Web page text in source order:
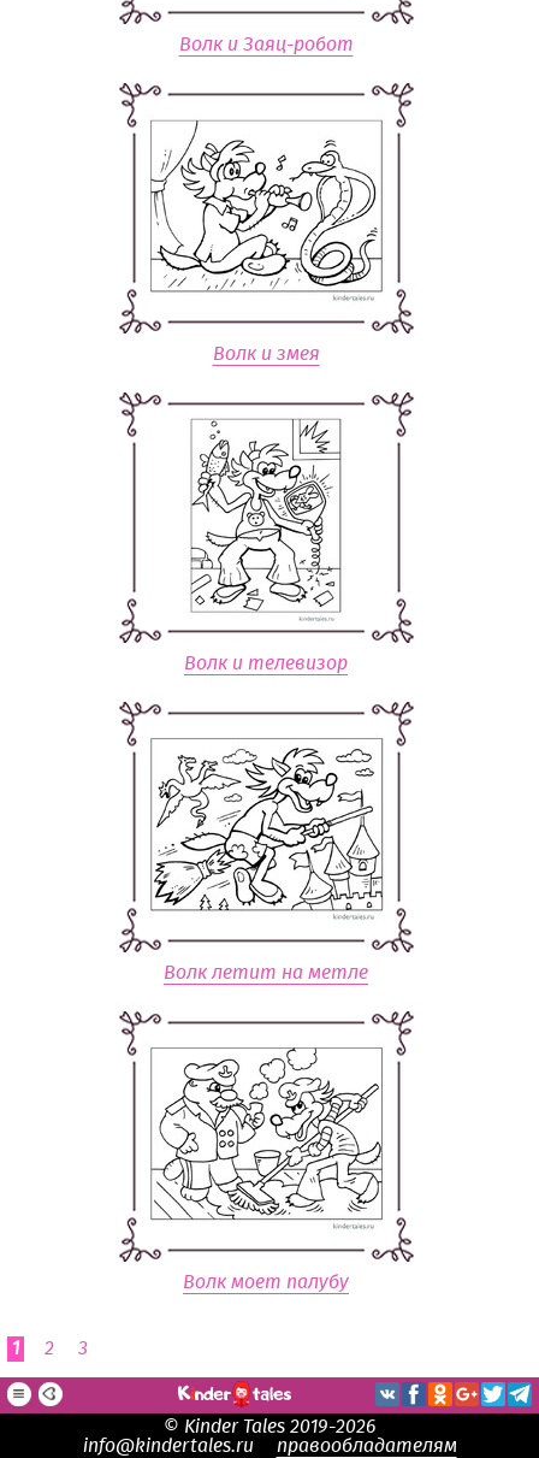
Волк и Заяц-робот
Волк и змея
Волк и телевизор
Волк летит на метле
Волк моет палубу
1 2 3
© Kinder Tales 2019-2026
info@kindertales.ru
правообладателям